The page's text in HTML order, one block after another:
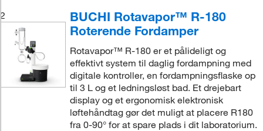
2
BUCHI Rotavapor™ R-180
Roterende Fordamper
Rotavapor™ R-180 er et pålideligt og
effektivt system til daglig fordampning med
digitale kontroller, en fordampningsflaske op
til 3 L og et ledningsløst bad. Et drejebart
display og et ergonomisk elektronisk
løftehåndtag gør det muligt at placere R180
fra 0-90° for at spare plads i dit laboratorium.